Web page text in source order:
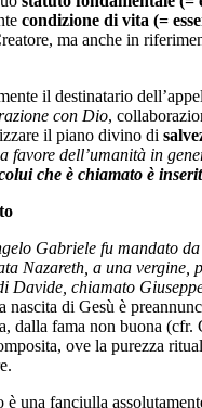
condizione di vita (=
ma anche in
il destinatario
con Dio,
il piano divino di
favore dell’umanità in
che è chiamato è
Gabriele fu mandato
Nazareth, a una vergine,
Davide, chiamato
nascita di Gesù è
dalla fama non buona (cfr.
ove la purezza
è una fanciulla